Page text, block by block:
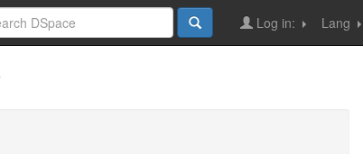
Lang
Log in: